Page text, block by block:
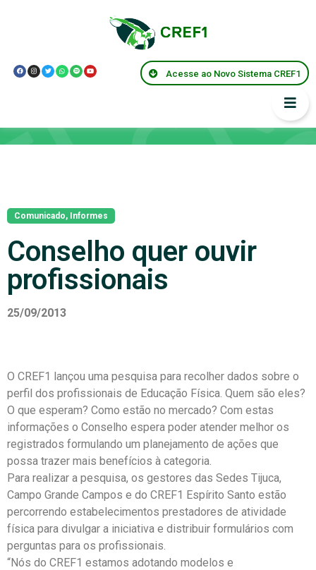
Acesse ao Novo Sistema CREF1
Comunicado, Informes
Conselho quer ouvir
profissionais
25/09/2013
O CREF1 lançou uma pesquisa para recolher dados sobre o
perfil dos profissionais de Educação Física. Quem são eles?
O que esperam? Como estão no mercado? Com estas
informações o Conselho espera poder atender melhor os
registrados formulando um planejamento de ações que
possa trazer mais benefícios à categoria.
Para realizar a pesquisa, os gestores das Sedes Tijuca,
Campo Grande Campos e do CREF1 Espírito Santo estão
percorrendo estabelecimentos prestadores de atividade
física para divulgar a iniciativa e distribuir formulários com
perguntas para os profissionais.
“Nós do CREF1 estamos adotando modelos e